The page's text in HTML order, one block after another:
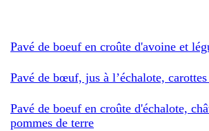
Pavé de boeuf en croûte d'avoine et
Pavé de bœuf, jus à l’échalote, carottes
Pavé de boeuf en croûte d'échalote,
pommes de terre